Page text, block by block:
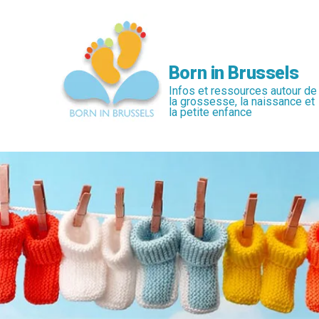
Born in Brussels
Infos et ressources autour de
la grossesse, la naissance et
la petite enfance